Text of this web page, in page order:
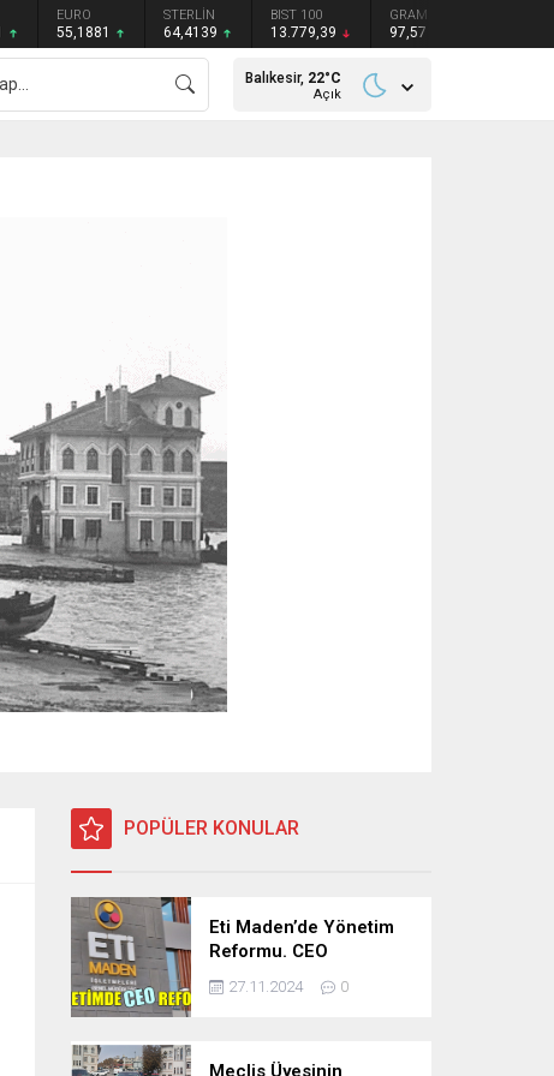
STERLİN
64,4139
BIST 100
13.779,39
GRAM GÜMÜŞ
97,57
BITCOIN
₺
Balıkesir, 22°C
Açık
POPÜLER KONULAR
Eti Maden’de Yönetim
Reformu. CEO
Modeli’nde Kadro /
Taşeron İşçilik Ayrımı
27.11.2024 0
Meclis Üyesinin